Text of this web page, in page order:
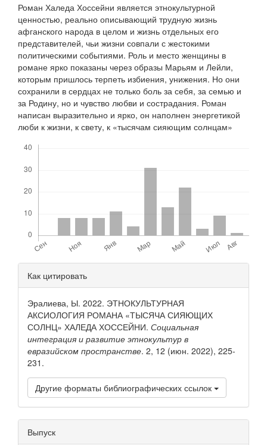
Роман Халеда Хоссейни является этнокультурной
ценностью, реально описывающий трудную жизнь
афганского народа в целом и жизнь отдельных его
представителей, чьи жизни совпали с жестокими
политическими событиями. Роль и место женщины в
романе ярко показаны через образы Марьям и Лейли,
которым пришлось терпеть избиения, унижения. Но они
сохранили в сердцах не только боль за себя, за семью и
за Родину, но и чувство любви и сострадания. Роман
написан выразительно и ярко, он наполнен энергетикой
люби к жизни, к свету, к «тысячам сияющим солнцам»
Детали
статьи
Как цитировать
Эралиева, Ы. 2022. ЭТНОКУЛЬТУРНАЯ
АКСИОЛОГИЯ РОМАНА «ТЫСЯЧА СИЯЮЩИХ
СОЛНЦ» ХАЛЕДА ХОССЕЙНИ. Социальная
интеграция и развитие этнокультур в
евразийском пространстве. 2, 12 (июн. 2022), 225-
231.
Другие форматы библиографических ссылок
Выпуск